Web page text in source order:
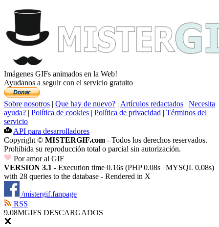
Imágenes GIFs animados en la Web!
Ayudanos a seguir con el servicio gratuito
Sobre nosotros | Que hay de nuevo? | Artículos redactados | Necesita
ayuda? | Política de cookies | Política de privacidad | Términos del
servicio
API para desarrolladores
Copyright © MISTERGIF.com - Todos los derechos reservados.
Prohibida su reproducción total o parcial sin autorización.
Por amor al GIF
VERSION 3.1 - Execution time 0.16s (PHP 0.08s | MYSQL 0.08s)
with 28 queries to the database - Rendered in X
/mistergif.fanpage
RSS
9.08MGIFS DESCARGADOS